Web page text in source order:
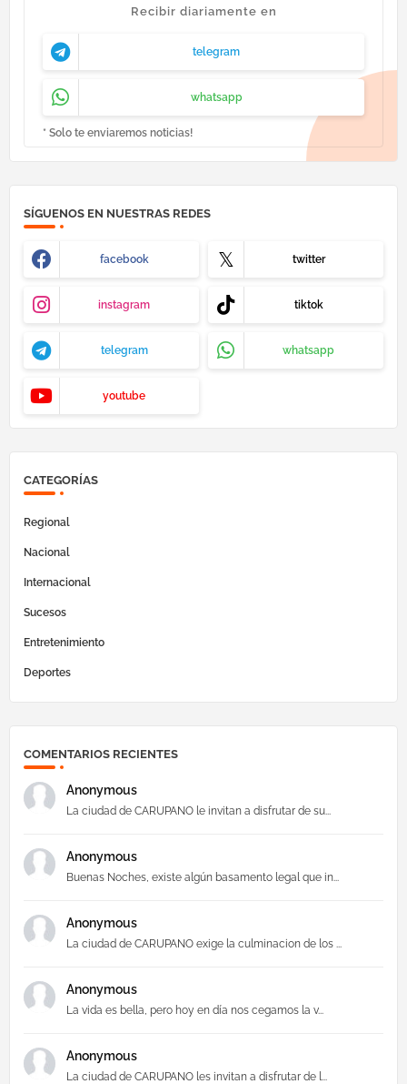
Recibir diariamente en
telegram
whatsapp
* Solo te enviaremos noticias!
SÍGUENOS EN NUESTRAS REDES
facebook twitter
instagram tiktok
telegram whatsapp
youtube
CATEGORÍAS
Regional
Nacional
Internacional
Sucesos
Entretenimiento
Deportes
COMENTARIOS RECIENTES
Anonymous
La ciudad de CARUPANO le invitan a disfrutar de su...
Anonymous
Buenas Noches, existe algún basamento legal que in...
Anonymous
La ciudad de CARUPANO exige la culminacion de los ...
Anonymous
La vida es bella, pero hoy en día nos cegamos la v...
Anonymous
La ciudad de CARUPANO les invitan a disfrutar de l...